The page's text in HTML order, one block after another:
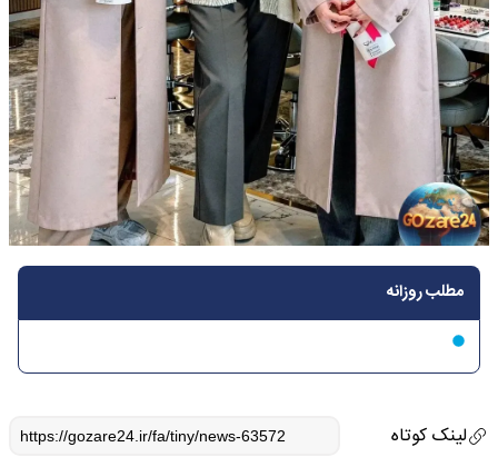
مطلب روزانه
لینک کوتاه